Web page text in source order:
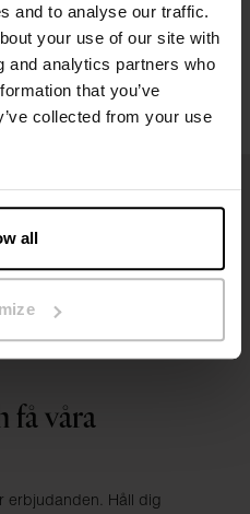
and to analyse our traffic.
your use of our site with
and analytics partners who
that you’ve
collected from your use
all
få våra
erbjudanden. Håll dig